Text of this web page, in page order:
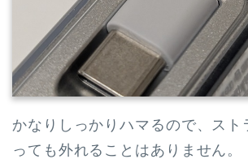
かなりしっかりハマるので、スト
っても外れることはありません。